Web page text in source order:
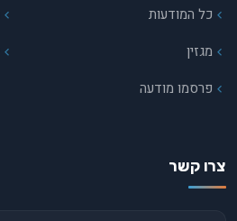
כל המודעות
מגזין
פרסמו מודעה
צרו קשר